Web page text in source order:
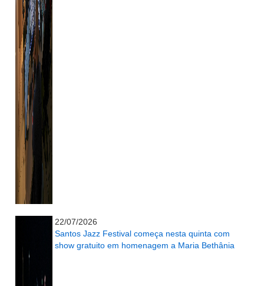
22/07/2026
Santos Jazz Festival começa nesta quinta com
show gratuito em homenagem a Maria Bethânia